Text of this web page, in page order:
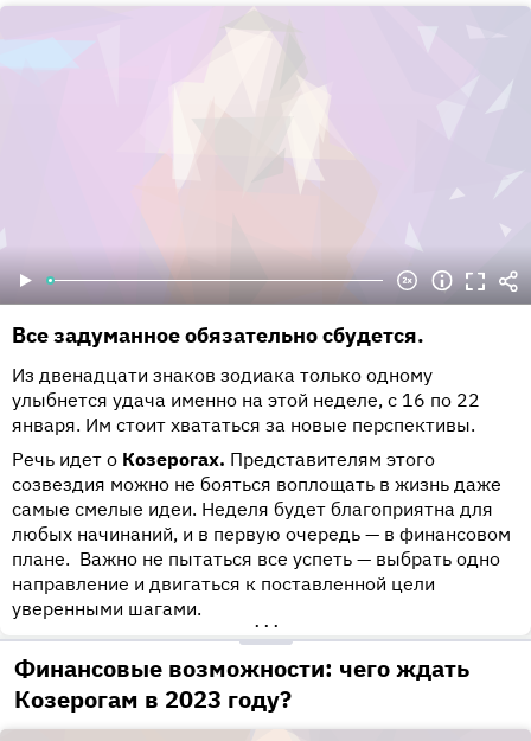
Все задуманное обязательно сбудется.
Из двенадцати знаков зодиака только одному
улыбнется удача именно на этой неделе, с 16 по 22
января. Им стоит хвататься за новые перспективы.
Речь идет о Козерогах. Представителям этого
созвездия можно не бояться воплощать в жизнь даже
самые смелые идеи. Неделя будет благоприятна для
любых начинаний, и в первую очередь — в финансовом
плане. Важно не пытаться все успеть — выбрать одно
направление и двигаться к поставленной цели
уверенными шагами.
•••
Финансовые возможности: чего ждать
Козерогам в 2023 году?